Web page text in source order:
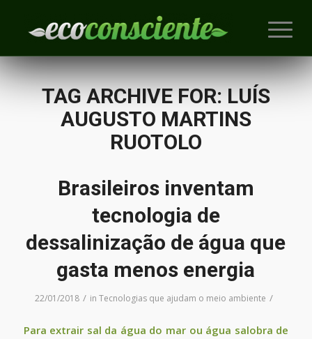
TAG ARCHIVE FOR:LUÍS
AUGUSTO MARTINS
RUOTOLO
Brasileiros inventam
tecnologia de
dessalinização de água que
gasta menos energia
22/01/2018 / inTecnologias que ajudam o meio ambiente /
Para extrair sal da água do mar ou água salobra de